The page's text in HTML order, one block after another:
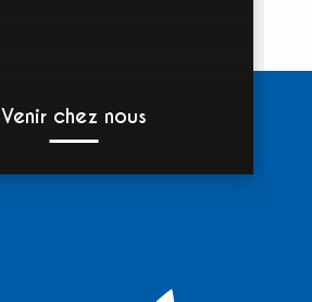
Venir chez nous